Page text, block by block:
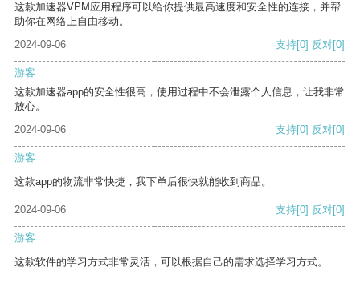
这款加速器VPM应用程序可以给你提供最高速度和安全性的连接，并帮
助你在网络上自由移动。
2024-09-06
支持[0] 反对[0]
游客
这款加速器app的安全性很高，使用过程中不会泄露个人信息，让我非常
放心。
2024-09-06
支持[0] 反对[0]
游客
这款app的物流非常快捷，我下单后很快就能收到商品。
2024-09-06 支持[0] 反对[0]
游客
这款软件的学习方式非常灵活，可以根据自己的需求选择学习方式。